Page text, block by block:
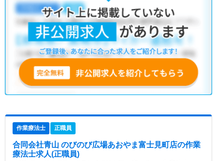
作業療法士 正職員
合同会社青山 のびのび広場あおやま富士見町店の作業
療法士求人(正職員)